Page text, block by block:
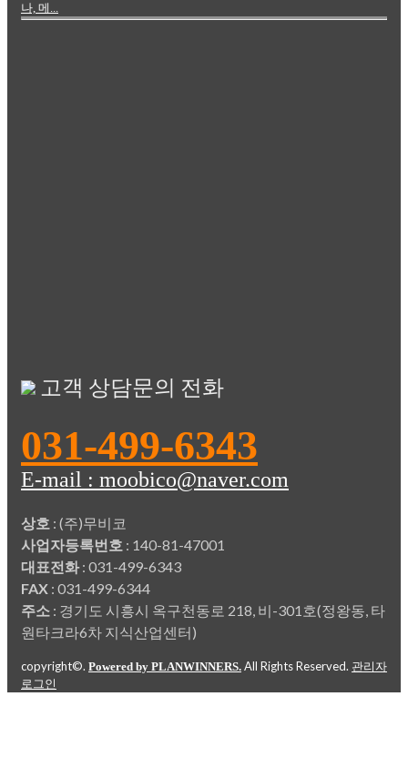
나, 메...
고객 상담문의 전화
031-499-6343
E-mail : moobico@naver.com
상호 : (주)무비코
사업자등록번호 : 140-81-47001
대표전화: 031-499-6343
FAX : 031-499-6344
주소 : 경기도 시흥시 옥구천동로 218, 비-301호(정왕동, 타
원타크라6차 지식산업센터)
copyright©. Powered by PLANWINNERS. All Rights Reserved. 관리자
로그인